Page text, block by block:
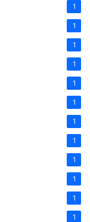
1
1
1
1
1
1
1
1
1
1
1
1